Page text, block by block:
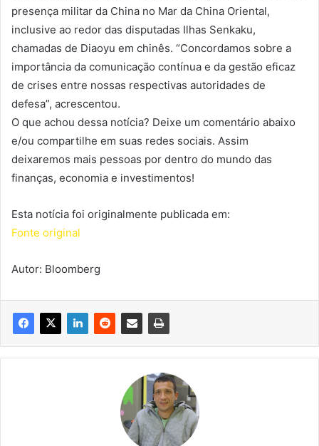
presença militar da China no Mar da China Oriental,
inclusive ao redor das disputadas Ilhas Senkaku,
chamadas de Diaoyu em chinês. “Concordamos sobre a
importância da comunicação contínua e da gestão eficaz
de crises entre nossas respectivas autoridades de
defesa”, acrescentou.
O que achou dessa notícia? Deixe um comentário abaixo
e/ou compartilhe em suas redes sociais. Assim
deixaremos mais pessoas por dentro do mundo das
finanças, economia e investimentos!
Esta notícia foi originalmente publicada em:
Fonte original
Autor: Bloomberg